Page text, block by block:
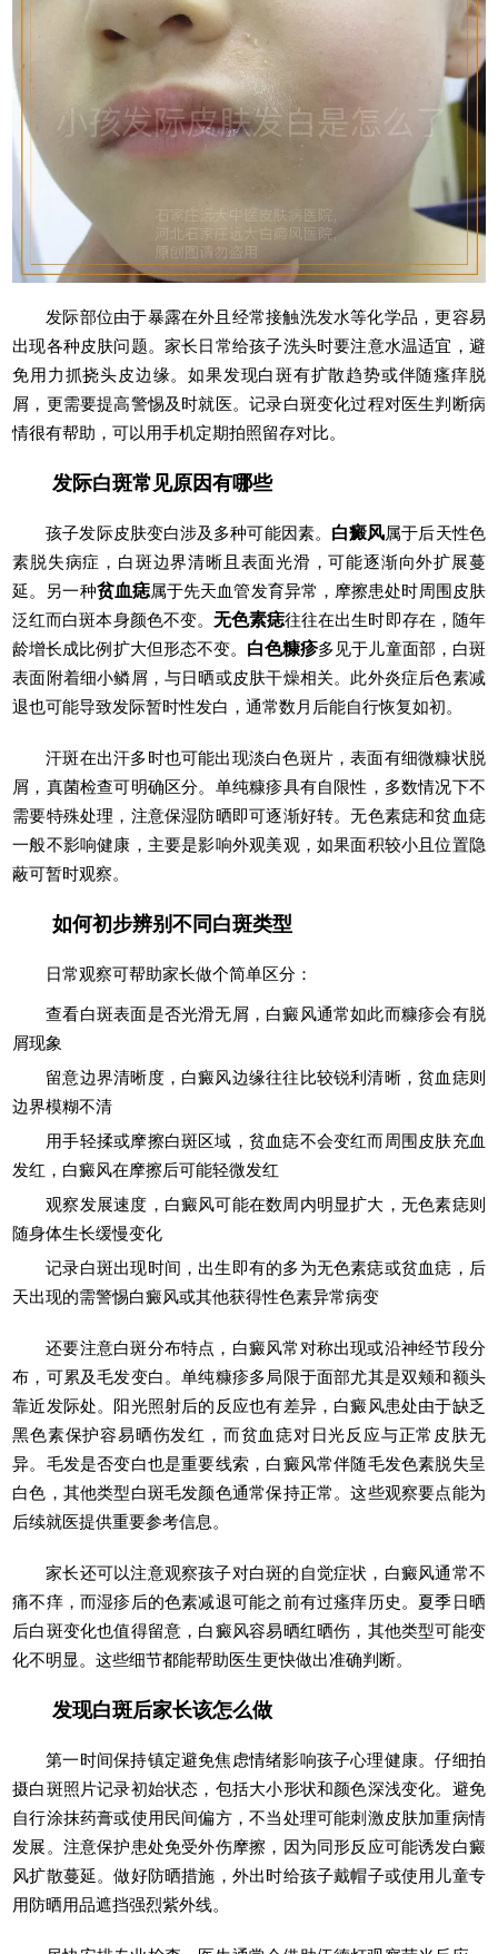
发际部位由于暴露在外且经常接触洗发水等化学品，更容易
出现各种皮肤问题。家长日常给孩子洗头时要注意水温适宜，避
免用力抓挠头皮边缘。如果发现白斑有扩散趋势或伴随瘙痒脱
屑，更需要提高警惕及时就医。记录白斑变化过程对医生判断病
情很有帮助，可以用手机定期拍照留存对比。
发际白斑常见原因有哪些
孩子发际皮肤变白涉及多种可能因素。 白癜风属于后天性色
素脱失病症，白斑边界清晰且表面光滑，可能逐渐向外扩展蔓
延。另一种贫血痣属于先天血管发育异常，摩擦患处时周围皮肤
泛红而白斑本身颜色不变。 无色素痣往往在出生时即存在，随年
龄增长成比例扩大但形态不变。 白色糠疹多见于儿童面部，白斑
表面附着细小鳞屑，与日晒或皮肤干燥相关。此外炎症后色素减
退也可能导致发际暂时性发白，通常数月后能自行恢复如初。
汗斑在出汗多时也可能出现淡白色斑片，表面有细微糠状脱
屑，真菌检查可明确区分。单纯糠疹具有自限性，多数情况下不
需要特殊处理，注意保湿防晒即可逐渐好转。无色素痣和贫血痣
一般不影响健康，主要是影响外观美观，如果面积较小且位置隐
蔽可暂时观察。
如何初步辨别不同白斑类型
日常观察可帮助家长做个简单区分：
查看白斑表面是否光滑无屑，白癜风通常如此而糠疹会有脱
屑现象
留意边界清晰度，白癜风边缘往往比较锐利清晰，贫血痣则
边界模糊不清
用手轻揉或摩擦白斑区域，贫血痣不会变红而周围皮肤充血
发红，白癜风在摩擦后可能轻微发红
观察发展速度，白癜风可能在数周内明显扩大，无色素痣则
随身体生长缓慢变化
记录白斑出现时间，出生即有的多为无色素痣或贫血痣，后
天出现的需警惕白癜风或其他获得性色素异常病变
还要注意白斑分布特点，白癜风常对称出现或沿神经节段分
布，可累及毛发变白。单纯糠疹多局限于面部尤其是双颊和额头
靠近发际处。阳光照射后的反应也有差异，白癜风患处由于缺乏
黑色素保护容易晒伤发红，而贫血痣对日光反应与正常皮肤无
异。毛发是否变白也是重要线索，白癜风常伴随毛发色素脱失呈
白色，其他类型白斑毛发颜色通常保持正常。这些观察要点能为
后续就医提供重要参考信息。
家长还可以注意观察孩子对白斑的自觉症状，白癜风通常不
痛不痒，而湿疹后的色素减退可能之前有过瘙痒历史。夏季日晒
后白斑变化也值得留意，白癜风容易晒红晒伤，其他类型可能变
化不明显。这些细节都能帮助医生更快做出准确判断。
发现白斑后家长该怎么做
第一时间保持镇定避免焦虑情绪影响孩子心理健康。仔细拍
摄白斑照片记录初始状态，包括大小形状和颜色深浅变化。避免
自行涂抹药膏或使用民间偏方，不当处理可能刺激皮肤加重病情
发展。注意保护患处免受外伤摩擦，因为同形反应可能诱发白癜
风扩散蔓延。做好防晒措施，外出时给孩子戴帽子或使用儿童专
用防晒用品遮挡强烈紫外线。